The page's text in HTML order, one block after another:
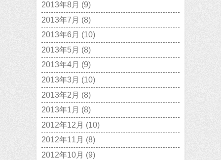
2013年8月 (9)
2013年7月 (8)
2013年6月 (10)
2013年5月 (8)
2013年4月 (9)
2013年3月 (10)
2013年2月 (8)
2013年1月 (8)
2012年12月 (10)
2012年11月 (8)
2012年10月 (9)